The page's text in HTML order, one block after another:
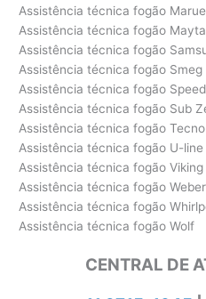
Assistência técnica fogão
Assistência técnica fogão
Assistência técnica fogão
Assistência técnica fogão Smeg
Assistência técnica fogão
Assistência técnica fogão Sub
Assistência técnica fogão Tecno
Assistência técnica fogão U-line
Assistência técnica fogão Viking
Assistência técnica fogão Weber
Assistência técnica fogão
Assistência técnica fogão Wolf
CENTRAL DE